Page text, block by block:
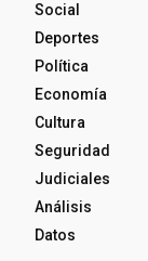
Social
Deportes
Política
Economía
Cultura
Seguridad
Judiciales
Análisis
Datos